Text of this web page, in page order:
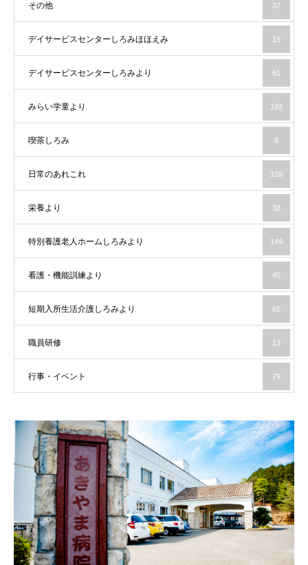
その他 37
デイサービスセンターしろみほほえみ 19
デイサービスセンターしろみより 61
みらい学童より 192
喫茶しろみ 8
日常のあれこれ 109
栄養より 38
特別養護老人ホームしろみより 149
看護・機能訓練より 45
短期入所生活介護しろみより 65
職員研修 13
行事・イベント 79